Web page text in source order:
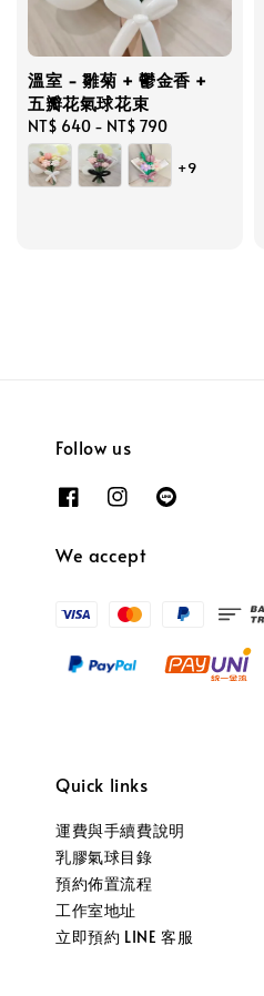
溫室 - 雛菊 + 鬱金香 +
五瓣花氣球花束
Regular
price
NT$ 640 - NT$ 790
+9
Follow us
We accept
Quick links
運費與手續費說明
乳膠氣球目錄
預約佈置流程
工作室地址
立即預約 LINE 客服